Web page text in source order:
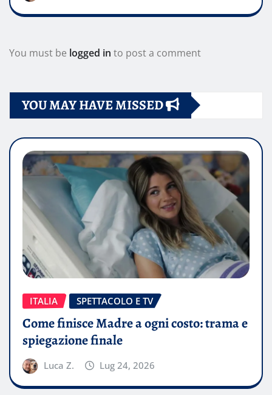
You must be logged in to post a comment
YOU MAY HAVE MISSED
ITALIA SPETTACOLO E TV
Come finisce Madre a ogni costo: trama e
spiegazione finale
Luca Z. Lug 24, 2026